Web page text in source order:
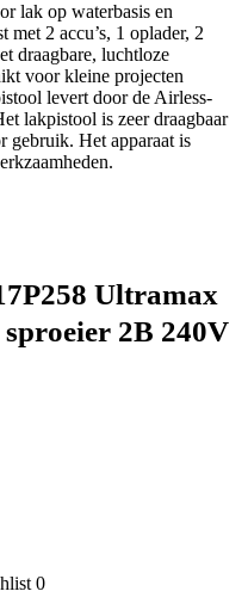
lak op waterbasis en
2 accu’s, 1 oplader, 2
draagbare, luchtloze
voor kleine projecten
levert door de Airless-
lakpistool is zeer draagbaar
gebruik. Het apparaat is
Ultramax
2B 240V
0